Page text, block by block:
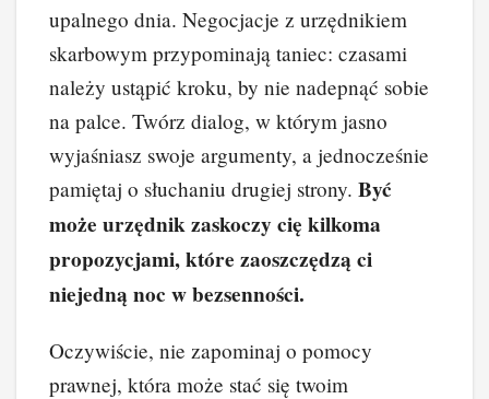
upalnego dnia. Negocjacje z urzędnikiem
skarbowym przypominają taniec: czasami
należy ustąpić kroku, by nie nadepnąć sobie
na palce. Twórz dialog, w którym jasno
wyjaśniasz swoje argumenty, a jednocześnie
pamiętaj o słuchaniu drugiej strony. Być
może urzędnik zaskoczy cię kilkoma
propozycjami, które zaoszczędzą ci
niejedną noc w bezsenności.
Oczywiście, nie zapominaj o pomocy
prawnej, która może stać się twoim